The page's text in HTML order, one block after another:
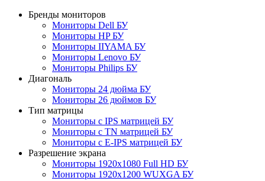
Бренды мониторов
Мониторы Dell БУ
Мониторы HP БУ
Мониторы IIYAMA БУ
Мониторы Lenovo БУ
Мониторы Philips БУ
Диагональ
Мониторы 24 дюйма БУ
Мониторы 26 дюймов БУ
Тип матрицы
Мониторы с IPS матрицей БУ
Мониторы с TN матрицей БУ
Мониторы с E-IPS матрицей БУ
Разрешение экрана
Мониторы 1920x1080 Full HD БУ
Мониторы 1920x1200 WUXGA БУ